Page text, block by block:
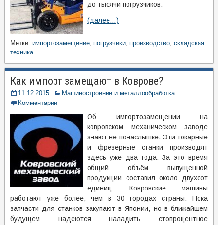
до тысячи погрузчиков.
(далее…)
Метки: импортозамещение, погрузчики, производство, складская
техника
Как импорт замещают в Коврове?
11.12.2015
Машиностроение и металлообработка
Комментарии
Об импортозамещении на
ковровском механическом заводе
знают не понаслышке. Эти токарные
и фрезерные станки производят
здесь уже два года. За это время
общий объём выпущенной
продукции составил около двухсот
единиц. Ковровские машины
работают уже более, чем в 30 городах страны. Пока
запчасти для станков закупают в Японии, но в ближайшем
будущем надеются наладить стопроцентное